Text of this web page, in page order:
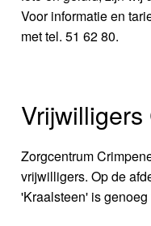
Voor informatie en
met tel. 51 62 80.
Zorgcentrum
vrijwilligers. Op de
'Kraalsteen' is genoeg